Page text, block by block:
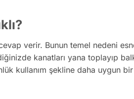
verir. Bunun temel nedeni
kanatları yana toplayıp
kullanım şekline daha uygun bir